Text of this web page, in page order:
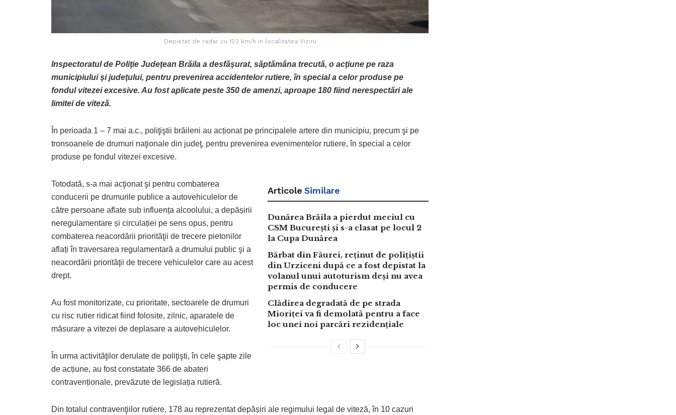
Depistat de radar cu 102 km/h in localitatea Viziru
Inspectoratul de Poliţie Judeţean Brăila a desfăşurat, săptămâna trecută, o acţiune pe raza
municipiului şi judeţului, pentru prevenirea accidentelor rutiere, în special a celor produse pe
fondul vitezei excesive. Au fost aplicate peste 350 de amenzi, aproape 180 fiind nerespectări ale
limitei de viteză.
În perioada 1 – 7 mai a.c., poliţiştii brăileni au acționat pe principalele artere din municipiu, precum şi pe
tronsoanele de drumuri naţionale din judeţ, pentru prevenirea evenimentelor rutiere, în special a celor
produse pe fondul vitezei excesive.
Articole Similare
Dunărea Brăila a pierdut meciul cu
CSM București și s-a clasat pe locul 2
la Cupa Dunărea
Bărbat din Făurei, reținut de polițiștii
din Urziceni după ce a fost depistat la
volanul unui autoturism deși nu avea
permis de conducere
Clădirea degradată de pe strada
Mioriței va fi demolată pentru a face
loc unei noi parcări rezidențiale
Totodată, s-a mai acţionat şi pentru combaterea
conducerii pe drumurile publice a autovehiculelor de
către persoane aflate sub influența alcoolului, a depășirii
neregulamentare și circulației pe sens opus, pentru
combaterea neacordării priorităţii de trecere pietonilor
aflați în traversarea regulamentară a drumului public şi a
neacordării priorităţii de trecere vehiculelor care au acest
drept.
Au fost monitorizate, cu prioritate, sectoarele de drumuri
cu risc rutier ridicat fiind folosite, zilnic, aparatele de
măsurare a vitezei de deplasare a autovehiculelor.
În urma activităţilor derulate de poliţişti, în cele şapte zile
de acțiune, au fost constatate 366 de abateri
contravenționale, prevăzute de legislația rutieră.
Din totalul contravenţiilor rutiere, 178 au reprezentat depășiri ale regimului legal de viteză, în 10 cazuri